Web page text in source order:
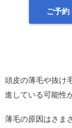
ご予約
頭皮の薄毛や抜け
進している可能性
薄毛の原因はさま